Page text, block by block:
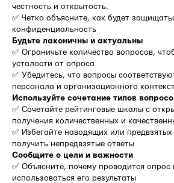
честность и открытость.
✅ Четко объясните, как будет
конфиденциальность
Будьте лаконичны и актуальны
✅ Ограничьте количество вопросов,
усталости от опроса
✅ Убедитесь, что вопросы
персонала и организационного
Используйте сочетание типов
✅ Сочетайте рейтинговые шкалы с
получения количественных и
✅ Избегайте наводящих или
получить непредвзятые ответы
Сообщите о цели и важности
✅ Объясните, почему проводится опрос
использоваться его результаты